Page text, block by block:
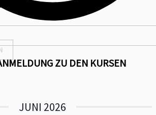
ZU DEN KURSEN
JUNI 2026